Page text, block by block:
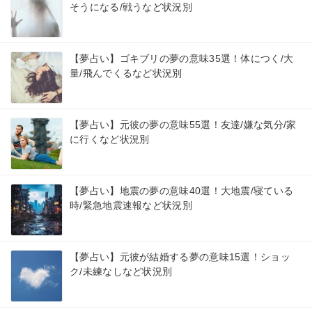
そうになる/戦うなど状況別
【夢占い】ゴキブリの夢の意味35選！体につく/大
量/飛んでくるなど状況別
【夢占い】元彼の夢の意味55選！友達/嫌な気分/家
に行くなど状況別
【夢占い】地震の夢の意味40選！大地震/寝ている
時/緊急地震速報など状況別
【夢占い】元彼が結婚する夢の意味15選！ショッ
ク/未練なしなど状況別